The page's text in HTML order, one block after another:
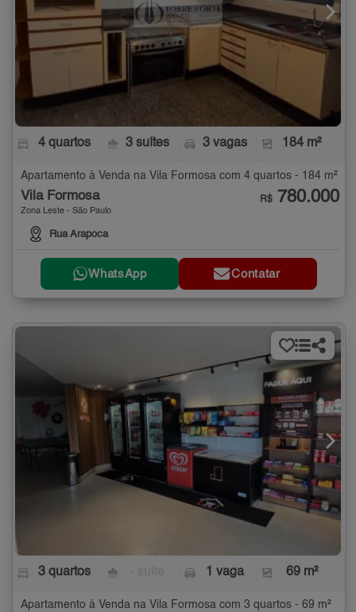
4 quartos 3 suítes 3 vagas 184 m²
Apartamento à Venda na Vila Formosa com 4 quartos - 184 m²
Vila Formosa
Zona Leste - São Paulo
Rua Arapoca
R$ 780.000
WhatsApp Contatar
3 quartos 1 vaga 69 m²
Apartamento à Venda na Vila Formosa com 3 quartos - 69 m²